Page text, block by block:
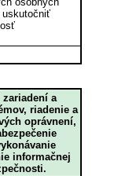
uskutočniť
zariadení a
riadenie a
oprávnení,
informačnej